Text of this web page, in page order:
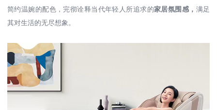
简约温婉的配色，完彻诠释当代年轻人所追求的家居氛围感， 满足
其对生活的无尽想象。